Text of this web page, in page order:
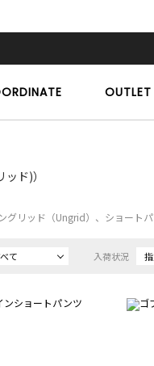
OUTLET
ド)）
グリッド（Ungrid）、ショートパ
て 入荷状況